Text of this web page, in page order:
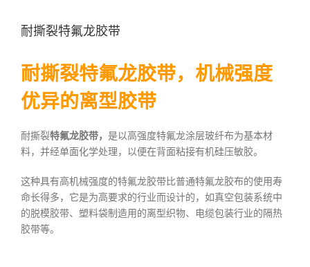
耐撕裂特氟龙胶带
耐撕裂特氟龙胶带，机械强度
优异的离型胶带
耐撕裂特氟龙胶带， 是以高强度特氟龙涂层玻纤布为基本材
料，并经单面化学处理，以便在背面粘接有机硅压敏胶。
这种具有高机械强度的特氟龙胶带比普通特氟龙胶布的使用寿
命长得多，它是为高要求的行业而设计的，如真空包装系统中
的脱模胶带、塑料袋制造用的离型织物、电缆包装行业的隔热
胶带等。